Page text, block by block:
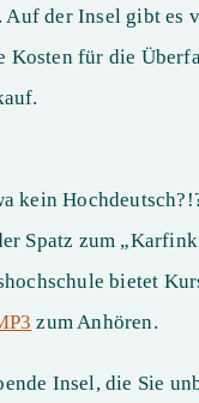
der Insel gibt es
für die
kein
Spatz zum
bietet
zum Anhören.
Insel, die Sie